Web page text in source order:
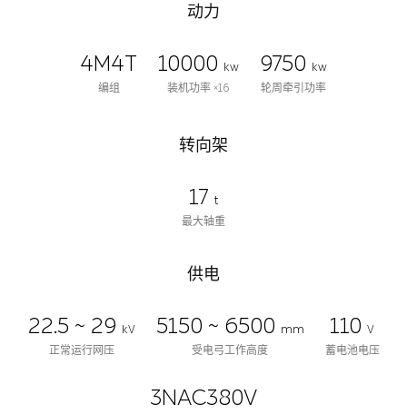
动力
4M4T
编组
10000 kw
装机功率 ×16
9750 kw
轮周牵引功率
转向架
17 t
最大轴重
供电
22.5 ~ 29 kV
正常运行网压
5150 ~ 6500 mm
受电弓工作高度
110 V
蓄电池电压
3NAC380V